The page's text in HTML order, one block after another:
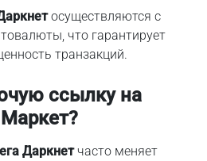
осуществляются с
что гарантирует
транзакций.
ссылку на
Даркнетчасто меняет